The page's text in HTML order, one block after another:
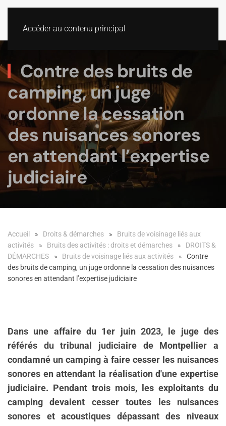
Accéder au contenu principal
Contre des bruits de
camping, un juge
ordonne la cessation
des nuisances sonores
en attendant l’expertise
judiciaire
Accueil Droits & démarches
Bruits de voisinage liés aux
activités
Bruits des activités : droits et démarches
DROITS &
DÉMARCHES
Bruits de voisinage liés aux activités
Contre
des bruits de camping, un juge ordonne la cessation des nuisances
sonores en attendant l’expertise judiciaire
Dans une affaire du 1er juin 2023, le juge des
référés du tribunal judiciaire de Montpellier a
condamné un camping à faire cesser les nuisances
sonores en attendant la réalisation d'une expertise
judiciaire. Pendant trois mois, les exploitants du
camping devaient cesser toutes les nuisances
sonores et acoustiques dépassant des niveaux